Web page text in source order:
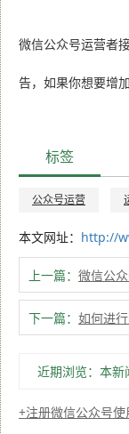
微信公众号运营者
告，如果你想要增
标签
公众号运营
本文网址： http://
上一篇：
下一篇：
近期浏览：本新
注册微信公众号